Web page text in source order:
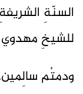
السنّةِ
للشيخِ
ودمتُم